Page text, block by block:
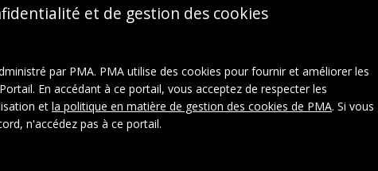
photographiques
aspace_e040877e5a65cf70fe4972f6f1a17566
et de gestion des cookies
par PMA. PMA utilise des cookies pour fournir et améliorer les
En accédant à ce portail, vous acceptez de respecter les
et la politique en matière de gestion des cookies de PMA. Si vous
n'accédez pas à ce portail.